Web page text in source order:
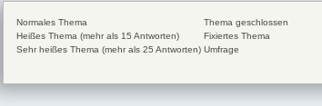
Normales Thema
Heißes Thema (mehr als 15 Antworten)
Sehr heißes Thema (mehr als 25 Antworten)
Thema geschlossen
Fixiertes Thema
Umfrage